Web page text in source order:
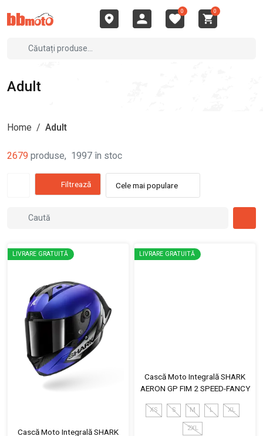
0 0
Adult
Home / Adult
2679 produse, 1997 în stoc
Filtrează Cele mai populare
LIVRARE GRATUITĂ
Cască Moto Integrală SHARK
LIVRARE GRATUITĂ
Cască Moto Integrală SHARK
AERON GP FIM 2 SPEED-FANCY
XS S M L XL
2XL